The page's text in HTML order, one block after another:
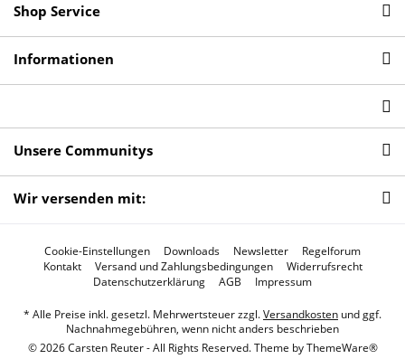
Shop Service
Informationen
Unsere Communitys
Wir versenden mit:
Cookie-Einstellungen Downloads Newsletter
Regelforum
Kontakt
Versand und Zahlungsbedingungen
Widerrufsrecht
Datenschutzerklärung
AGB Impressum
* Alle Preise inkl. gesetzl. Mehrwertsteuer zzgl.Versandkosten und ggf.
Nachnahmegebühren, wenn nicht anders beschrieben
© 2026 Carsten Reuter - All Rights Reserved. Theme byThemeWare®